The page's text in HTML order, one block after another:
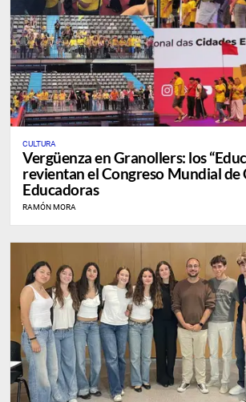
CULTURA
Vergüenza en Granollers: los
revientan el Congreso Mundial de
Educadoras
RAMÓN MORA